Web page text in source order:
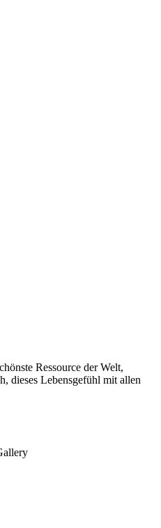
Ressource der Welt,
dieses Lebensgefühl mit allen